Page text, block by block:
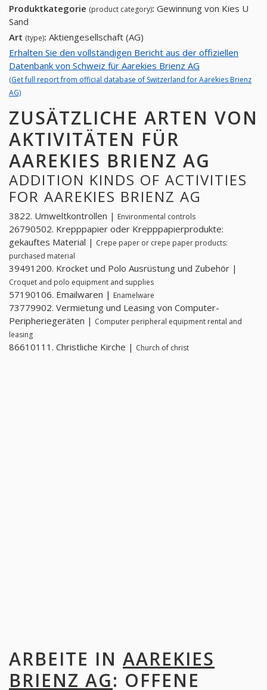
Produktkategorie (product category): Gewinnung von Kies U
Sand
Art (type): Aktiengesellschaft (AG)
Erhalten Sie den vollständigen Bericht aus der offiziellen
Datenbank von Schweiz für Aarekies Brienz AG
(Get full report from official database of Switzerland for Aarekies Brienz
AG)
ZUSÄTZLICHE ARTEN VON
AKTIVITÄTEN FÜR
AAREKIES BRIENZ AG
ADDITION KINDS OF ACTIVITIES
FOR AAREKIES BRIENZ AG
3822. Umweltkontrollen | Environmental controls
26790502. Krepppapier oder Krepppapierprodukte:
gekauftes Material | Crepe paper or crepe paper products:
purchased material
39491200. Krocket und Polo Ausrüstung und Zubehör |
Croquet and polo equipment and supplies
57190106. Emailwaren | Enamelware
73779902. Vermietung und Leasing von Computer-
Peripheriegeräten | Computer peripheral equipment rental and
leasing
86610111. Christliche Kirche | Church of christ
ARBEITE IN AAREKIES
BRIENZ AG: OFFENE